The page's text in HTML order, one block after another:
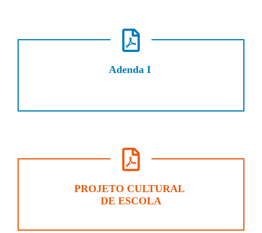
Adenda I
PROJETO CULTURAL
DE ESCOLA